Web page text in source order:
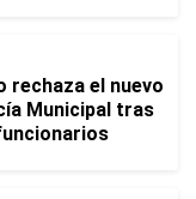
rechaza el nuevo
Municipal tras